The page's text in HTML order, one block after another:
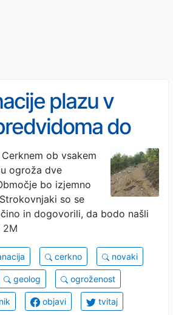
plazu v
do
ob vsakem
ogroža dve
bo izjemno
so se
in dogovorili, da bodo našli
2M
cerkno novaki
geolog ogroženost
objavi tvitaj